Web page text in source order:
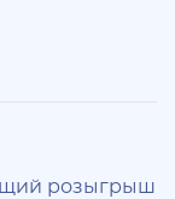
розыгрыш